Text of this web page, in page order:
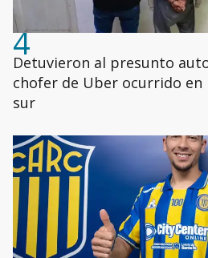
4
Detuvieron al presunto
chofer de Uber ocurrido en
sur